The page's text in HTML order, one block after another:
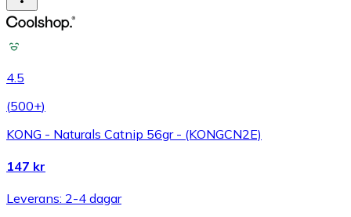
4.5
(500+)
KONG - Naturals Catnip 56gr - (KONGCN2E)
147 kr
Leverans: 2-4 dagar